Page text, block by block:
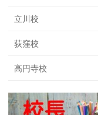
立川校
荻窪校
高円寺校